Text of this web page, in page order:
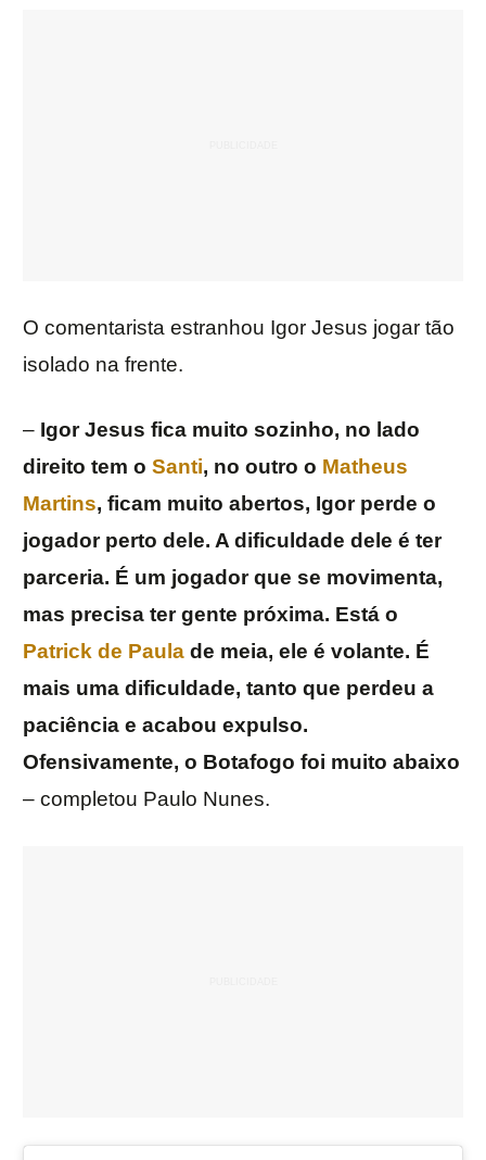
O comentarista estranhou Igor Jesus jogar tão
isolado na frente.
– Igor Jesus fica muito sozinho, no lado
direito tem o Santi, no outro o Matheus
Martins, ficam muito abertos, Igor perde o
jogador perto dele. A dificuldade dele é ter
parceria. É um jogador que se movimenta,
mas precisa ter gente próxima. Está o
Patrick de Paula de meia, ele é volante. É
mais uma dificuldade, tanto que perdeu a
paciência e acabou expulso.
Ofensivamente, o Botafogo foi muito abaixo
– completou Paulo Nunes.